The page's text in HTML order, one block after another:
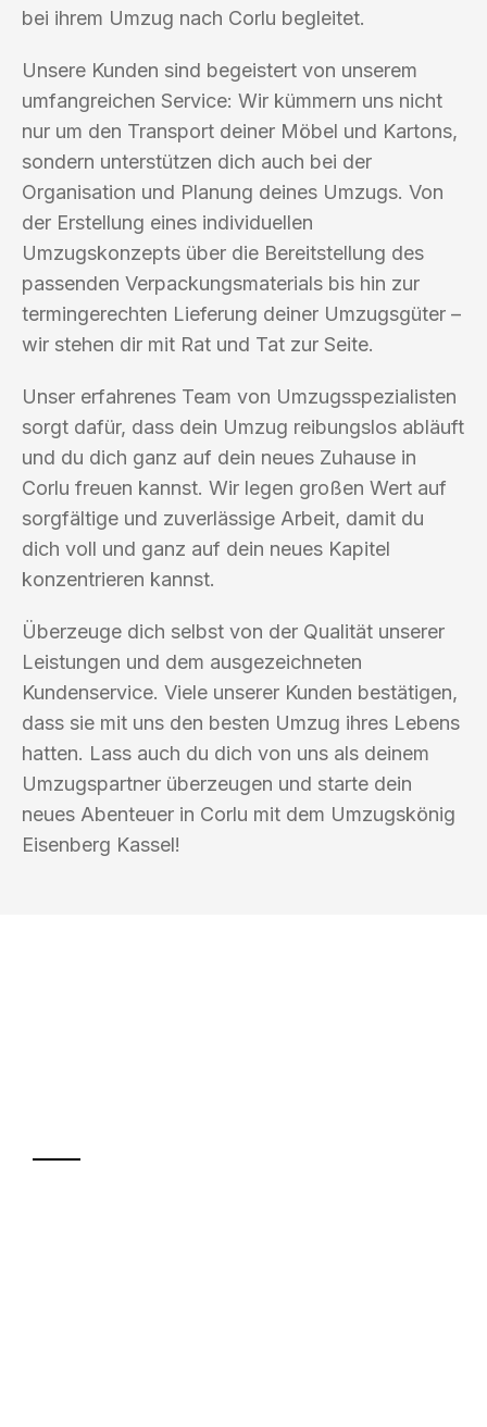
bei ihrem Umzug nach Corlu begleitet.
Unsere Kunden sind begeistert von unserem
umfangreichen Service: Wir kümmern uns nicht
nur um den Transport deiner Möbel und Kartons,
sondern unterstützen dich auch bei der
Organisation und Planung deines Umzugs. Von
der Erstellung eines individuellen
Umzugskonzepts über die Bereitstellung des
passenden Verpackungsmaterials bis hin zur
termingerechten Lieferung deiner Umzugsgüter –
wir stehen dir mit Rat und Tat zur Seite.
Unser erfahrenes Team von Umzugsspezialisten
sorgt dafür, dass dein Umzug reibungslos abläuft
und du dich ganz auf dein neues Zuhause in
Corlu freuen kannst. Wir legen großen Wert auf
sorgfältige und zuverlässige Arbeit, damit du
dich voll und ganz auf dein neues Kapitel
konzentrieren kannst.
Überzeuge dich selbst von der Qualität unserer
Leistungen und dem ausgezeichneten
Kundenservice. Viele unserer Kunden bestätigen,
dass sie mit uns den besten Umzug ihres Lebens
hatten. Lass auch du dich von uns als deinem
Umzugspartner überzeugen und starte dein
neues Abenteuer in Corlu mit dem Umzugskönig
Eisenberg Kassel!